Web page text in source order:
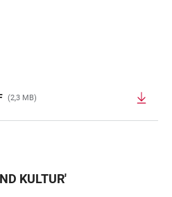
(2,3 MB)
KULTUR'